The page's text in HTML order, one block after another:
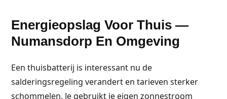
Energieopslag Voor Thuis —
Numansdorp En Omgeving
Een thuisbatterij is interessant nu de
salderingsregeling verandert en tarieven sterker
schommelen. Je gebruikt je eigen zonnestroom